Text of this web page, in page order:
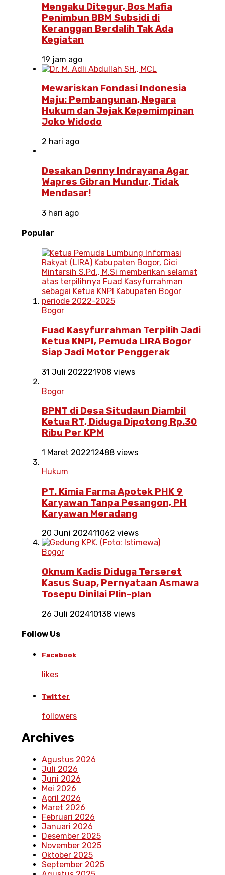
Mengaku Ditegur, Bos Mafia
Penimbun BBM Subsidi di
Keranggan Berdalih Tak Ada
Kegiatan
19 jam ago
Mewariskan Fondasi Indonesia
Maju: Pembangunan, Negara
Hukum dan Jejak Kepemimpinan
Joko Widodo
2 hari ago
Desakan Denny Indrayana Agar
Wapres Gibran Mundur, Tidak
Mendasar!
3 hari ago
Popular
Bogor
Fuad Kasyfurrahman Terpilih Jadi
Ketua KNPI, Pemuda LIRA Bogor
Siap Jadi Motor Penggerak
31 Juli 202221908 views
Bogor
BPNT di Desa Situdaun Diambil
Ketua RT, Diduga Dipotong Rp.30
Ribu Per KPM
1 Maret 202212488 views
Hukum
PT. Kimia Farma Apotek PHK 9
Karyawan Tanpa Pesangon, PH
Karyawan Meradang
20 Juni 202411062 views
Bogor
Oknum Kadis Diduga Terseret
Kasus Suap, Pernyataan Asmawa
Tosepu Dinilai Plin-plan
26 Juli 202410138 views
Follow Us
Facebook
likes
Twitter
followers
Archives
Agustus 2026
Juli 2026
Juni 2026
Mei 2026
April 2026
Maret 2026
Februari 2026
Januari 2026
Desember 2025
November 2025
Oktober 2025
September 2025